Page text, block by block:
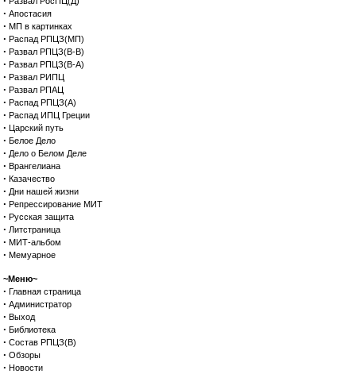
· Апостасия
· МП в картинках
· Распад РПЦЗ(МП)
· Развал РПЦЗ(В-В)
· Развал РПЦЗ(В-А)
· Развал РИПЦ
· Развал РПАЦ
· Распад РПЦЗ(А)
· Распад ИПЦ Греции
· Царский путь
· Белое Дело
· Дело о Белом Деле
· Врангелиана
· Казачество
· Дни нашей жизни
· Репрессирование МИТ
· Русская защита
· Литстраница
· МИТ-альбом
· Мемуарное
~Меню~
· Главная страница
· Администратор
· Выход
· Библиотека
· Состав РПЦЗ(В)
· Обзоры
· Новости